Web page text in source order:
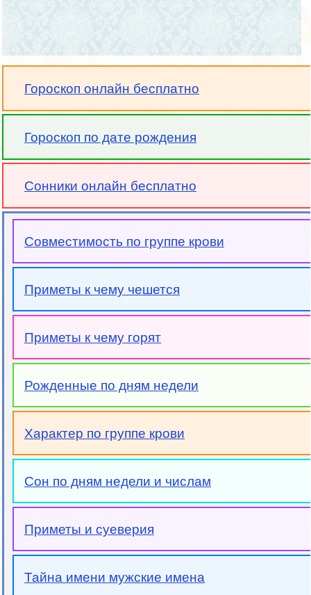
Гороскоп онлайн бесплатно
Гороскоп по дате рождения
Сонники онлайн бесплатно
Совместимость по группе крови
Приметы к чему чешется
Приметы к чему горят
Рожденные по дням недели
Характер по группе крови
Сон по дням недели и числам
Приметы и суеверия
Тайна имени мужские имена